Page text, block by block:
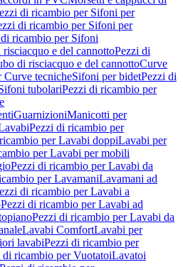
di ricambio per Sifoni per
di ricambio per Sifoni per
ricambio per Sifoni
e del cannottoPezzi di
di risciacquo e del cannottoCurve
Curve tecnicheSifoni per bidetPezzi di
tubolariPezzi di ricambio per
GuarnizioniManicotti per
Pezzi di ricambio per
per Lavabi doppiLavabi per
per Lavabi per mobili
Pezzi di ricambio per Lavabi da
per LavamaniLavamani ad
di ricambio per Lavabi a
Pezzi di ricambio per Lavabi ad
Pezzi di ricambio per Lavabi da
Lavabi ComfortLavabi per
lavabiPezzi di ricambio per
di ricambio per VuotatoiLavatoi